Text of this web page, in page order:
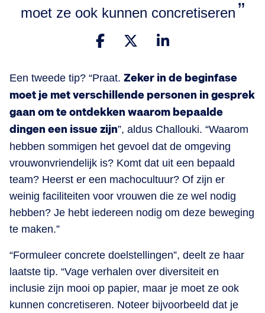
moet ze ook kunnen concretiseren
Een tweede tip? “Praat. Zeker in de beginfase
moet je met verschillende personen in gesprek
gaan om te ontdekken waarom bepaalde
dingen een issue zijn”, aldus Challouki. “Waarom
hebben sommigen het gevoel dat de omgeving
vrouwonvriendelijk is? Komt dat uit een bepaald
team? Heerst er een machocultuur? Of zijn er
weinig faciliteiten voor vrouwen die ze wel nodig
hebben? Je hebt iedereen nodig om deze beweging
te maken.”
“Formuleer concrete doelstellingen”, deelt ze haar
laatste tip. “Vage verhalen over diversiteit en
inclusie zijn mooi op papier, maar je moet ze ook
kunnen concretiseren. Noteer bijvoorbeeld dat je